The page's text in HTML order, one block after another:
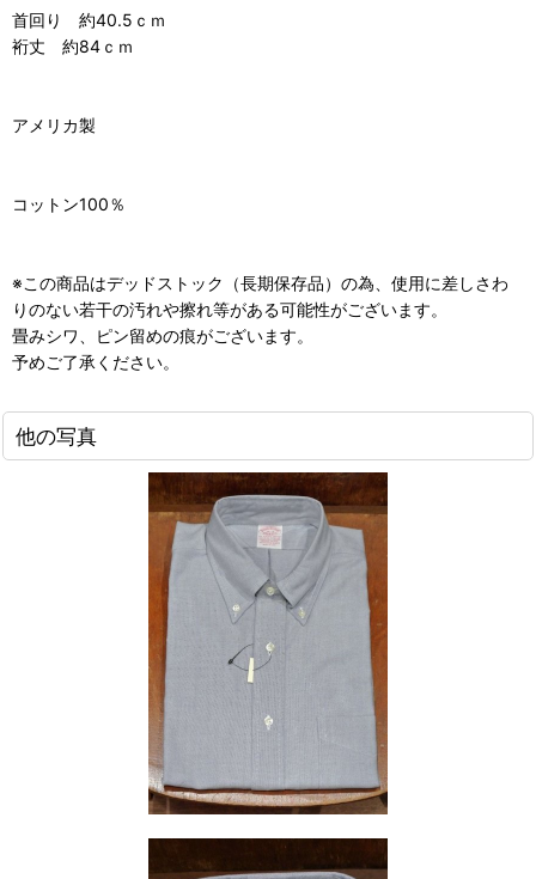
首回り 約40.5ｃｍ
裄丈 約84ｃｍ
アメリカ製
コットン100％
※この商品はデッドストック（長期保存品）の為、使用に差しさわ
りのない若干の汚れや擦れ等がある可能性がございます。
畳みシワ、ピン留めの痕がございます。
予めご了承ください。
他の写真